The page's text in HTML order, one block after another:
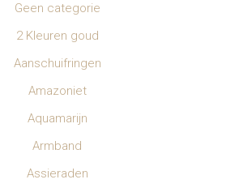
Geen categorie
2 Kleuren goud
Aanschuifringen
Amazoniet
Aquamarijn
Armband
Assieraden